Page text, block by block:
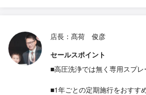
店長：髙荷 俊彦
セールスポイント
■高圧洗浄では無く専用スプ
■1年ごとの定期施行をおすす